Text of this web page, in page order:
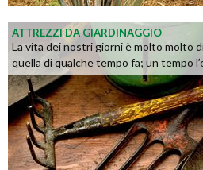
ATTREZZI DA GIARDINAGGIO
La vita dei nostri giorni è molto molto
quella di qualche tempo fa; un tempo